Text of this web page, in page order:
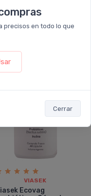
precisos en todo lo que
Cerrar
VIASEK
Ecovag